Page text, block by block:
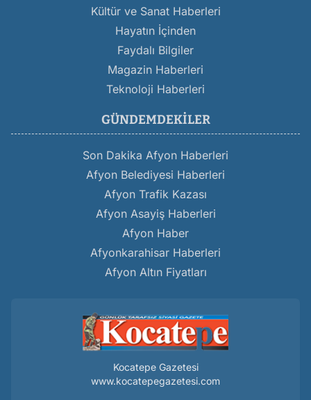
Kültür ve Sanat Haberleri
Hayatın İçinden
Faydalı Bilgiler
Magazin Haberleri
Teknoloji Haberleri
GÜNDEMDEKILER
Son Dakika Afyon Haberleri
Afyon Belediyesi Haberleri
Afyon Trafik Kazası
Afyon Asayiş Haberleri
Afyon Haber
Afyonkarahisar Haberleri
Afyon Altın Fiyatları
Kocatepe Gazetesi
www.kocatepegazetesi.com